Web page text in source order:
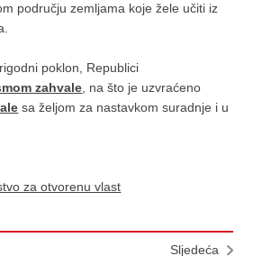
području zemljama koje žele učiti iz
poklon, Republici
zahvale, na što je uzvraćeno
sa željom za nastavkom suradnje i u
za otvorenu vlast
Sljedeća